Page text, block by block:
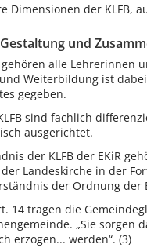
Dimensionen der KLFB,
und
gehören alle Lehrerinnen
Weiterbildung ist
gegeben.
sind fachlich
ausgerichtet.
der KLFB der EKiR
Landeskirche in der
der Ordnung der
14 tragen die
„Sie
erzogen... werden“. (3)